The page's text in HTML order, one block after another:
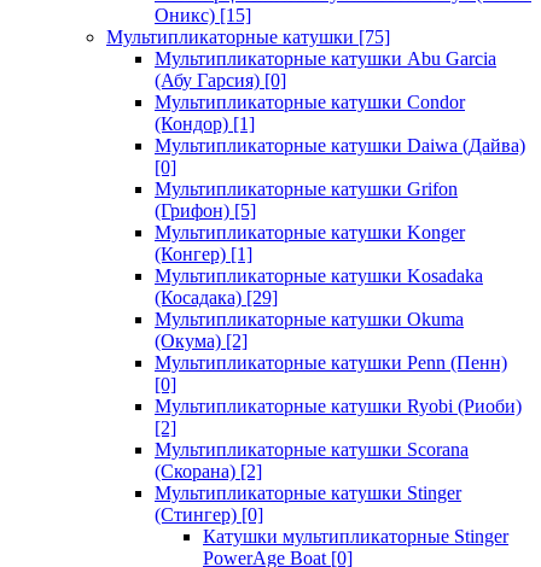
Оникс) [15]
Мультипликаторные катушки [75]
Мультипликаторные катушки Abu Garcia
(Абу Гарсия) [0]
Мультипликаторные катушки Condor
(Кондор) [1]
Мультипликаторные катушки Daiwa (Дайва)
[0]
Мультипликаторные катушки Grifon
(Грифон) [5]
Мультипликаторные катушки Konger
(Конгер) [1]
Мультипликаторные катушки Kosadaka
(Косадака) [29]
Мультипликаторные катушки Okuma
(Окума) [2]
Мультипликаторные катушки Penn (Пенн)
[0]
Мультипликаторные катушки Ryobi (Риоби)
[2]
Мультипликаторные катушки Scorana
(Скорана) [2]
Мультипликаторные катушки Stinger
(Стингер) [0]
Катушки мультипликаторные Stinger
PowerAge Boat [0]